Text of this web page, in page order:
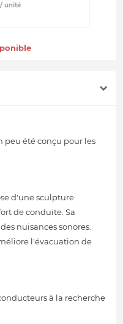
/ unité
peu été conçu pour les
d'une sculpture
de conduite. Sa
nuisances sonores.
l'évacuation de
à la recherche